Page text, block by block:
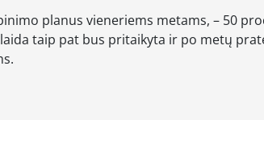
planus vieneriems metams, – 50
taip pat bus pritaikyta ir po metų